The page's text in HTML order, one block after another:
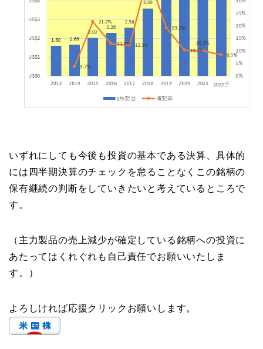
いずれにしても今後も投資の基本である決算、具体的
には四半期決算のチェックを怠ることなくこの銘柄の
保有継続の判断をしていきたいと考えているところで
す。
（主力製品の売上減少が確定している銘柄への投資に
あたってはくれぐれも自己責任でお願いいたしま
す。）
よろしければ応援クリックお願いします。